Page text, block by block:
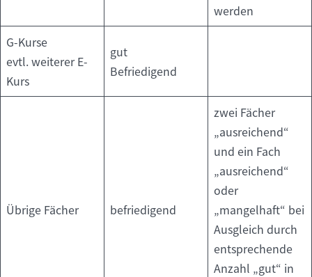
werden
G-Kurse
evtl. weiterer E-
Kurs
gut
Befriedigend
Übrige Fächer befriedigend
zwei Fächer
„ausreichend“
und ein Fach
„ausreichend“
oder
„mangelhaft“ bei
Ausgleich durch
entsprechende
Anzahl „gut“ in